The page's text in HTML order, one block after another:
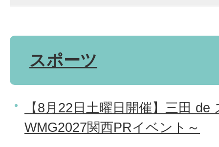
スポーツ
【8月22日土曜日開催】三田
WMG2027関西PRイベント～